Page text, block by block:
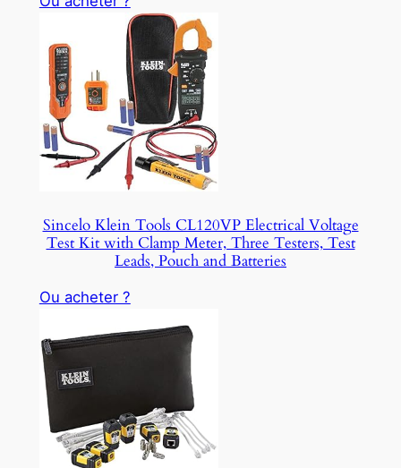
Sincelo Klein Tools CL120VP Electrical Voltage
Test Kit with Clamp Meter, Three Testers, Test
Leads, Pouch and Batteries
Ou acheter ?